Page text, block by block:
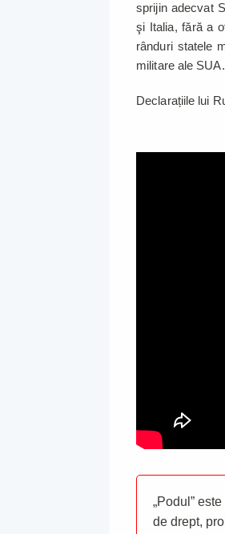
sprijin adecvat
şi Italia, fără a
rânduri statele
militare ale SUA.
Declarațiile lui
„Podul”
de drept,